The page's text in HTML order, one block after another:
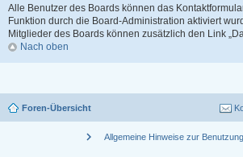
Alle Benutzer des Boards können das
Funktion durch die Board-Administration aktiviert
Mitglieder des Boards können zusätzlich den Link
Nach oben
Foren-Übersicht
chevron_right Allgemeine Hinweise zur